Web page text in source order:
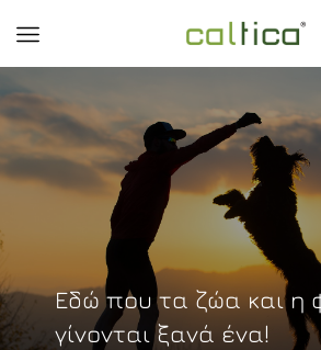
Εδώ που τα ζώα και η
γίνονται ξανά ένα!